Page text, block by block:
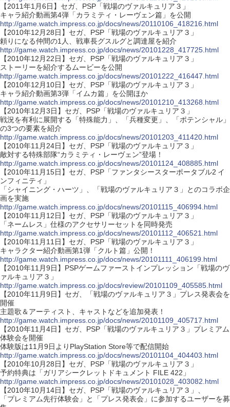
【2011年1月6日】セガ、PSP「戦場のヴァルキュリア３」
キャラ紹介動画第4弾「カラミティ・レーヴェン篇」を公開
http://game.watch.impress.co.jp/docs/news/20110106_418216.html
【2010年12月28日】セガ、PSP「戦場のヴァルキュリア３」
頼りになる仲間の1人、戦車長グスルグと調達屋を紹介
http://game.watch.impress.co.jp/docs/news/20101228_417725.html
【2010年12月22日】セガ、PSP「戦場のヴァルキュリア３」
ストーリーを紹介するムービーを公開
http://game.watch.impress.co.jp/docs/news/20101222_416447.html
【2010年12月10日】セガ、PSP「戦場のヴァルキュリア３」
キャラ紹介動画第3弾「イムカ篇」を公開ほか
http://game.watch.impress.co.jp/docs/news/20101210_413268.html
【2010年12月3日】セガ、PSP「戦場のヴァルキュリア３」
戦況を有利に展開する「特殊能力」、「兵種変更」、「ポテンシャル」
の3つの要素を紹介
http://game.watch.impress.co.jp/docs/news/20101203_411420.html
【2010年11月24日】セガ、PSP「戦場のヴァルキュリア３」
敵対する特殊部隊“カラミティ・レーヴェン”登場！
http://game.watch.impress.co.jp/docs/news/20101124_408885.html
【2010年11月15日】セガ、PSP「ファンタシースターポータブル2 イ
ンフィニティ」
「シャイニング・ハーツ」、「戦場のヴァルキュリア３」とのコラボ企
画を実施
http://game.watch.impress.co.jp/docs/news/20101115_406994.html
【2010年11月12日】セガ、PSP「戦場のヴァルキュリア３」
「ネームレス」仕様のアクセサリーセットを同時発売
http://game.watch.impress.co.jp/docs/news/20101112_406521.html
【2010年11月11日】セガ、PSP「戦場のヴァルキュリア３」
キャラクター紹介動画第1弾「クルト篇」公開！
http://game.watch.impress.co.jp/docs/news/20101111_406199.html
【2010年11月9日】PSPゲームファーストインプレッション「戦場のヴ
ァルキュリア３」
http://game.watch.impress.co.jp/docs/review/20101109_405585.html
【2010年11月9日】セガ、「戦場のヴァルキュリア３」プレス発表会を
開催
主題歌＆アーティスト、キャストなどを追加発表！
http://game.watch.impress.co.jp/docs/news/20101109_405717.html
【2010年11月4日】セガ、PSP「戦場のヴァルキュリア３」プレミアム
体験会を開催
体験版は11月9日よりPlayStation Store等で配信開始
http://game.watch.impress.co.jp/docs/news/20101104_404403.html
【2010年10月28日】セガ、PSP「戦場のヴァルキュリア３」
予約特典は「ガリアシークレットドキュメント FILE 422」
http://game.watch.impress.co.jp/docs/news/20101028_403082.html
【2010年10月14日】セガ、PSP「戦場のヴァルキュリア３」、
「プレミアム先行体験会」と「プレス発表会」に参加するユーザーを募